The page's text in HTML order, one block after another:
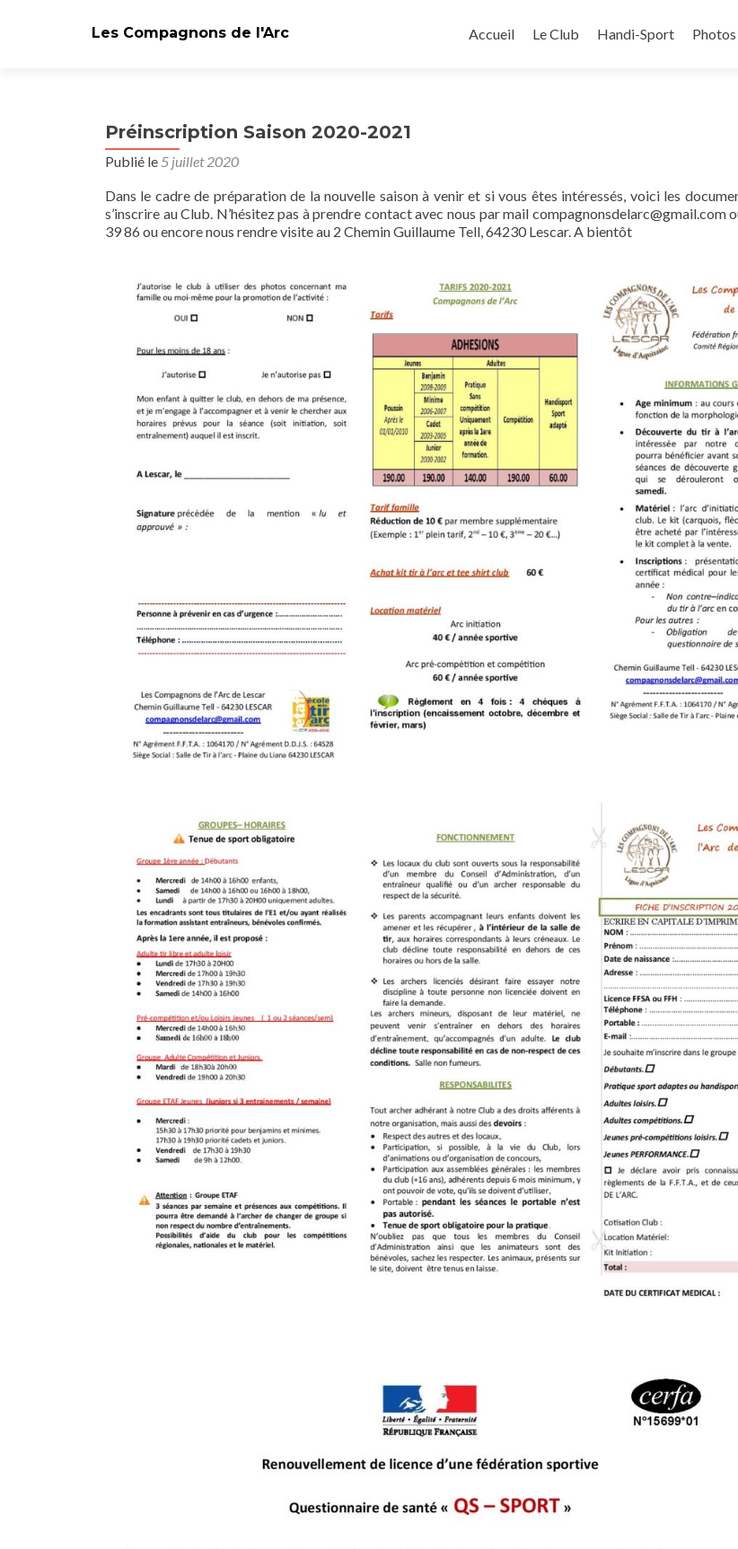
Les Compagnons de l'Arc
Accueil
Le Club Handi-Sport Photos
Préinscription Saison 2020-2021
Publié le 5 juillet 2020
Dans le cadre de préparation de la nouvelle saison à venir et si vous êtes intéressés, voici les
s’inscrire au Club. N’hésitez pas à prendre contact avec nous par mail compagnonsdelarc@gmail.com
39 86 ou encore nous rendre visite au 2 Chemin Guillaume Tell, 64230 Lescar. A bientôt